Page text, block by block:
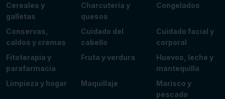
Cereales y
galletas
Charcutería y
quesos
Congelados
Conservas,
caldos y cremas
Cuidado del
cabello
Cuidado facial y
corporal
Fitoterapia y
parafarmacia
Fruta y verdura
Huevos, leche y
mantequilla
Limpieza y hogar
Maquillaje
Marisco y
pescado